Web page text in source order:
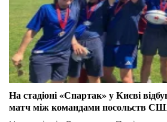
На стадіоні «Спартак» у Києві
матч між командами посольств